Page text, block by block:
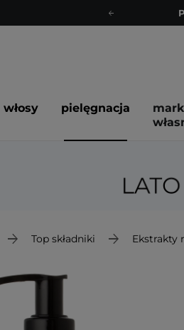
Z
włosy pielęgnacja
Top składniki Ekstrakty